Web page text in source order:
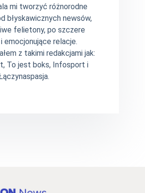
mi tworzyć różnorodne
błyskawicznych newsów,
felietony, po szczere
emocjonujące relacje.
z takimi redakcjami jak:
To jest boks, Infosport i